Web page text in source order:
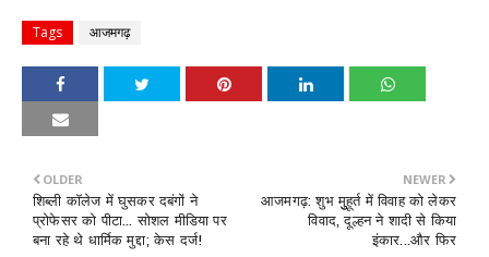
Tags आजमगढ़
NEWER
आजमगढ़: शुभ मुुहूर्त में विवाह को लेकर
विवाद, दूल्हन ने शादी से किया
इंकार...और फिर
OLDER
शिब्ली कॉलेज में घुसकर दबंगों ने
प्रोफेसर को पीटा... सोशल मीडिया पर
बना रहे थे धार्मिक मुद्दा; केस दर्ज!